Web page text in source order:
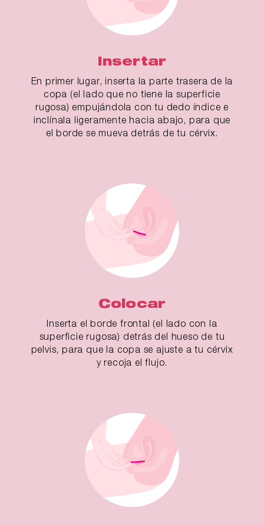
Insertar
En primer lugar, inserta la parte trasera de la
copa (el lado que no tiene la superficie
rugosa) empujándola con tu dedo índice e
inclínala ligeramente hacia abajo, para que
el borde se mueva detrás de tu cérvix.
Colocar
Inserta el borde frontal (el lado con la
superficie rugosa) detrás del hueso de tu
pelvis, para que la copa se ajuste a tu cérvix
y recoja el flujo.